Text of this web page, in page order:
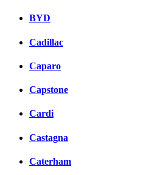
BYD
Cadillac
Caparo
Capstone
Cardi
Castagna
Caterham